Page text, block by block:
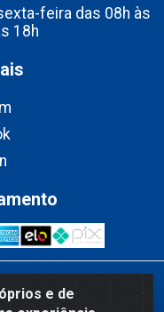
e de
feira das 08h às
18h
Pedro Marques de
PA - CEP 67200-000 -